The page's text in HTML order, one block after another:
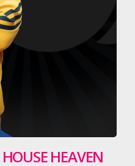
HOUSE HEAVEN